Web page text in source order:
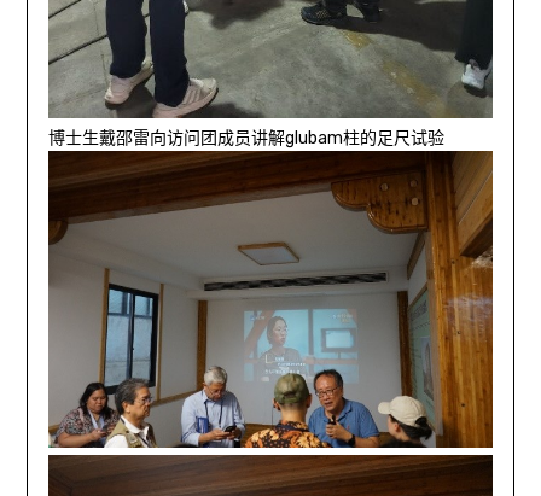
博士生戴邵雷向访问团成员讲解glubam柱的足尺试验